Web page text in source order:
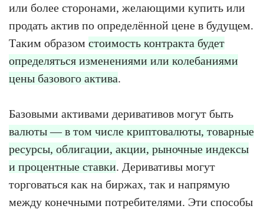
или более сторонами, желающими купить или
продать актив по определённой цене в будущем.
Таким образом стоимость контракта будет
определяться изменениями или колебаниями
цены базового актива.
Базовыми активами деривативов могут быть
валюты — в том числе криптовалюты, товарные
ресурсы, облигации, акции, рыночные индексы
и процентные ставки. Деривативы могут
торговаться как на биржах, так и напрямую
между конечными потребителями. Эти способы